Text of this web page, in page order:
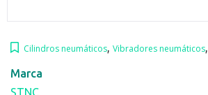
Cilindros neumáticos, Vibradores neumáticos,
Marca
STNC